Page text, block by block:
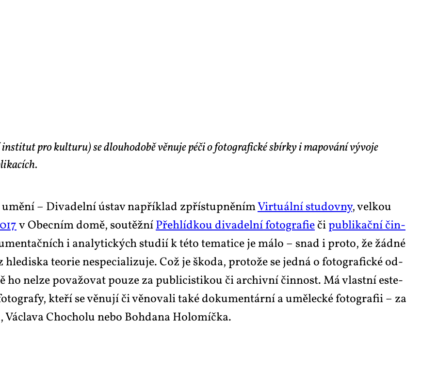
pro kulturu) se dlouhodobě věnuje péči o fotografické sbírky i mapování vývoje
– Di­va­del­ní ústav na­pří­klad zpří­stup­ně­nímVir­tu­ál­ní stu­dov­ny, vel­kou
v Obec­ním do­mě, sou­těž­níPře­hlíd­kou di­va­del­ní fo­to­gra­fiečipu­b­li­kač­ní čin­
i ana­ly­tic­kých stu­dií k té­to te­ma­ti­ce je má­lo – snad i pro­to, že žád­né
te­o­rie ne­spe­ci­a­li­zu­je. Což je ško­da, pro­to­že se jed­ná o fo­to­gra­fic­ké od­
ho nelze po­va­žo­vat pou­ze za pu­b­li­cis­ti­kou či ar­chiv­ní čin­nost. Má vlast­ní es­te­
kte­ří se vě­nu­jí či vě­no­va­li ta­ké do­ku­men­tár­ní a umě­lec­ké fo­to­gra­fii – za
Cho­cho­lu ne­bo Boh­da­na Ho­lo­míč­ka.